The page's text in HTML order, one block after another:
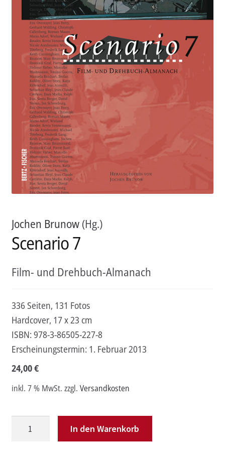
Aktuelles
Verlag
Handel
Service
Newsletter
Jochen Brunow(Hg.)
Scenario 7
Film- und Drehbuch-Almanach
336 Seiten, 131 Fotos
Hardcover, 17 x 23 cm
ISBN: 978-3-86505-227-8
Erscheinungstermin: 1. Februar 2013
24,00€
inkl. 7 % MwSt. zzgl. Versandkosten
In den Warenkorb